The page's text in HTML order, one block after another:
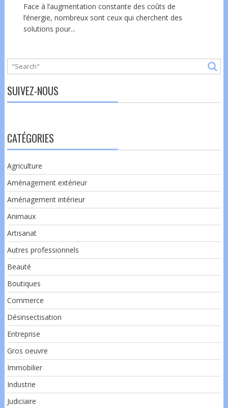
Face à l’augmentation constante des coûts de
l’énergie, nombreux sont ceux qui cherchent des
solutions pour...
SUIVEZ-NOUS
CATÉGORIES
Agriculture
Aménagement extérieur
Aménagement intérieur
Animaux
Artisanat
Autres professionnels
Beauté
Boutiques
Commerce
Désinsectisation
Entreprise
Gros oeuvre
Immobilier
Industrie
Judiciaire